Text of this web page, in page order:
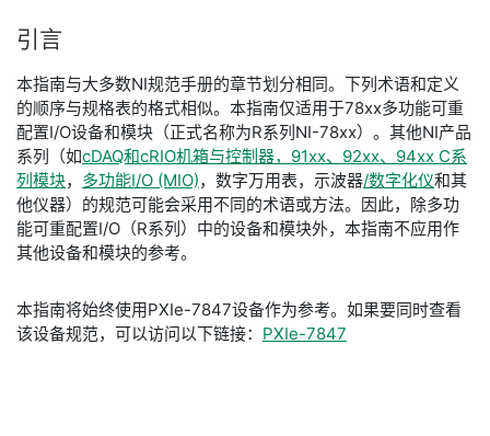
引言
本指南与大多数NI规范手册的章节划分相同。下列术语和定义
的顺序与规格表的格式相似。本指南仅适用于78xx多功能可重
配置I/O设备和模块（正式名称为R系列NI-78xx）。其他NI产品
系列（如cDAQ和cRIO机箱与控制器，91xx、92xx、94xx C系
列模块， 多功能I/O (MIO)，数字万用表，示波器/数字化仪和其
他仪器）的规范可能会采用不同的术语或方法。因此，除多功
能可重配置I/O（R系列）中的设备和模块外，本指南不应用作
其他设备和模块的参考。
本指南将始终使用PXIe-7847设备作为参考。如果要同时查看
该设备规范，可以访问以下链接： PXIe-7847